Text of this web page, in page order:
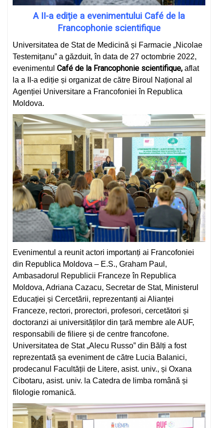
A II-a ediție a evenimentului Café de la
Francophonie scientifique
Universitatea de Stat de Medicină și Farmacie „Nicolae
Testemițanu” a găzduit, în data de 27 octombrie 2022,
evenimentul Café de la Francophonie scientifique, aflat
la a II-a ediție și organizat de către Biroul Național al
Agenției Universitare a Francofoniei în Republica
Moldova.
Evenimentul a reunit actori importanți ai Francofoniei
din Republica Moldova – E.S., Graham Paul,
Ambasadorul Republicii Franceze în Republica
Moldova, Adriana Cazacu, Secretar de Stat, Ministerul
Educației și Cercetării, reprezentanți ai Alianței
Franceze, rectori, prorectori, profesori, cercetători și
doctoranzi ai universităților din țară membre ale AUF,
responsabili de filiere și de centre francofone.
Universitatea de Stat „Alecu Russo” din Bălți a fost
reprezentată șa eveniment de către Lucia Balanici,
prodecanul Facultății de Litere, asist. univ., și Oxana
Cibotaru, asist. univ. la Catedra de limba română și
filologie romanică.